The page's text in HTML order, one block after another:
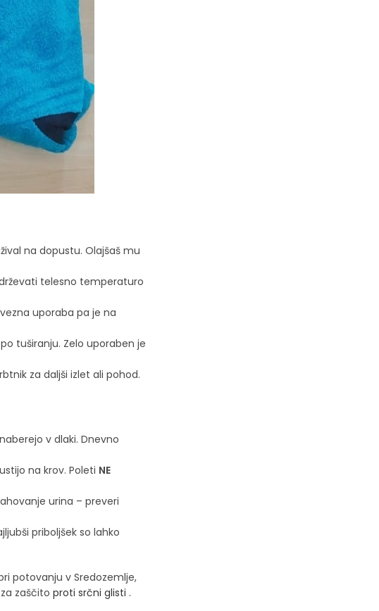
na dopustu. Olajšaš mu
telesno temperaturo
uporaba pa je na
tuširanju. Zelo uporaben je
za daljši izlet ali pohod.
v dlaki. Dnevno
na krov. Poleti NE
urina – preveri
priboljšek so lahko
potovanju v Sredozemlje,
zaščito proti srčni glisti .